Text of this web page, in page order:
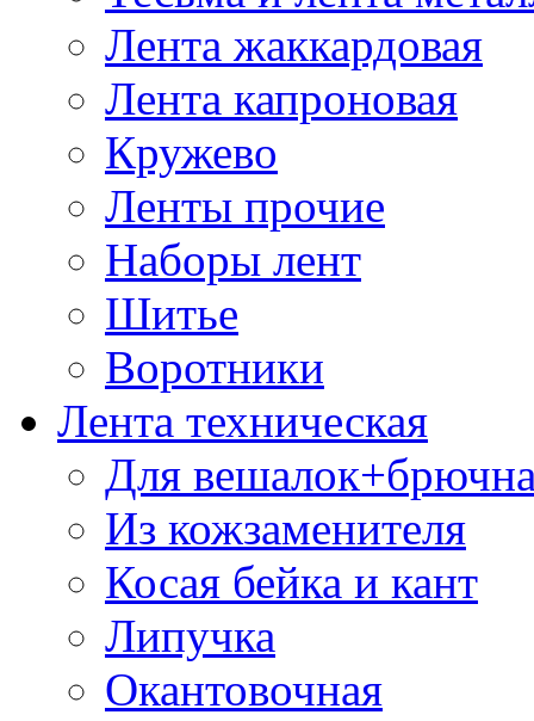
Лента жаккардовая
Лента капроновая
Кружево
Ленты прочие
Наборы лент
Шитье
Воротники
Лента техническая
Для
Из кожзаменителя
Косая бейка и кант
Липучка
Окантовочная